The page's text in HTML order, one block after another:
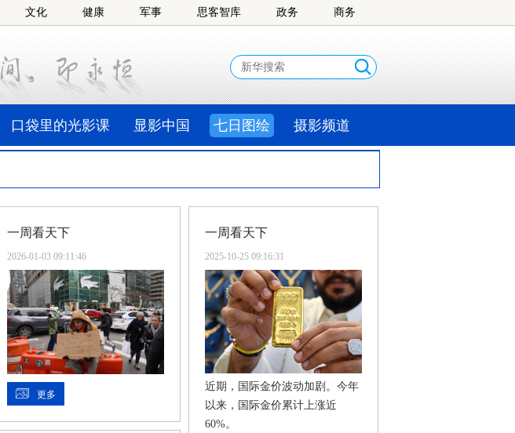
文化 健康 军事 思客智库 政务 商务
口袋里的光影课 显影中国 七日图绘 摄影频道
一周看天下
2026-01-03 09:11:46
更多
一周看天下
2025-10-25 09:16:31
近期，国际金价波动加剧。今年
以来，国际金价累计上涨近
60%。